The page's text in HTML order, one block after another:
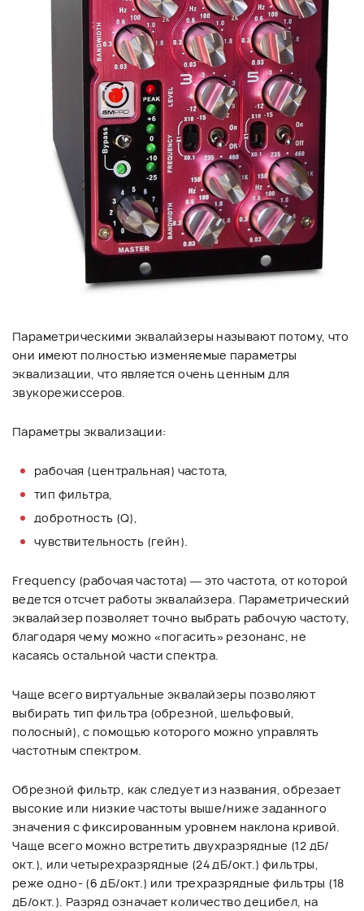
Параметрическими эквалайзеры называют потому, что
они имеют полностью изменяемые параметры
эквализации, что является очень ценным для
звукорежиссеров.
Параметры эквализации:
рабочая (центральная) частота,
тип фильтра,
добротность (Q),
чувствительность (гейн).
Frequency (рабочая частота) — это частота, от которой
ведется отсчет работы эквалайзера. Параметрический
эквалайзер позволяет точно выбрать рабочую частоту,
благодаря чему можно «погасить» резонанс, не
касаясь остальной части спектра.
Чаще всего виртуальные эквалайзеры позволяют
выбирать тип фильтра (обрезной, шельфовый,
полосный), с помощью которого можно управлять
частотным спектром.
Обрезной фильтр, как следует из названия, обрезает
высокие или низкие частоты выше/ниже заданного
значения с фиксированным уровнем наклона кривой.
Чаще всего можно встретить двухразрядные (12 дБ/
окт.), или четырехразрядные (24 дБ/окт.) фильтры,
реже одно- (6 дБ/окт.) или трехразрядные фильтры (18
дБ/окт.). Разряд означает количество децибел, на